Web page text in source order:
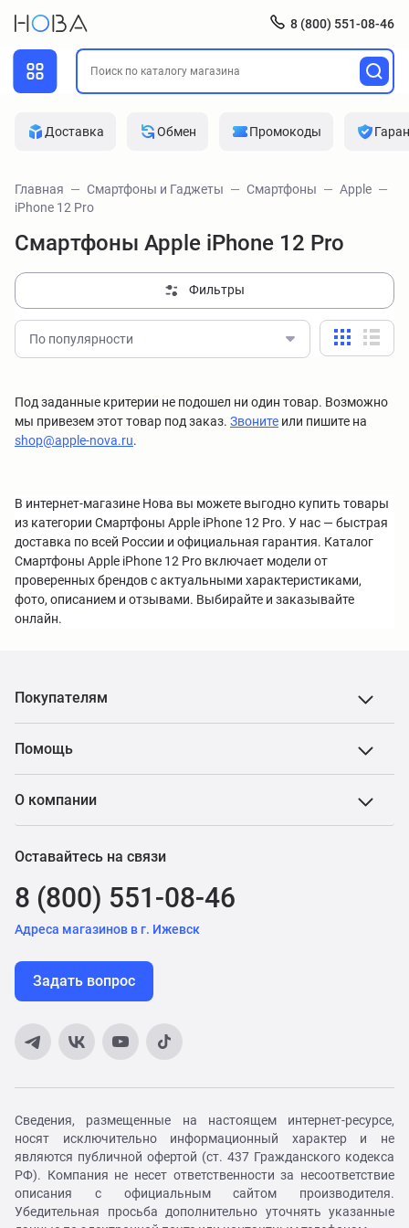
8 (800) 551-08-46
Доставка Обмен Промокоды
Главная Смартфоны и Гаджеты Смартфоны
Apple
iPhone 12 Pro
Смартфоны Apple iPhone 12 Pro
Фильтры
По популярности
Под заданные критерии не подошел ни один товар. Возможно
мы привезем этот товар под заказ. Звоните или пишите на
shop@apple-nova.ru.
В интернет-магазине Нова вы можете выгодно купить товары
из категории Смартфоны Apple iPhone 12 Pro. У нас — быстрая
доставка по всей России и официальная гарантия. Каталог
Смартфоны Apple iPhone 12 Pro включает модели от
проверенных брендов с актуальными характеристиками,
фото, описанием и отзывами. Выбирайте и заказывайте
онлайн.
Покупателям
Помощь
О компании
Оставайтесь на связи
8 (800) 551-08-46
Адреса магазинов в г. Ижевск
Задать вопрос
Сведения, размещенные на настоящем интернет-ресурсе,
носят исключительно информационный характер и не
являются публичной офертой (ст. 437 Гражданского кодекса
РФ). Компания не несет ответственности за несоответствие
описания с официальным сайтом производителя.
Убедительная просьба дополнительно уточнять указанные